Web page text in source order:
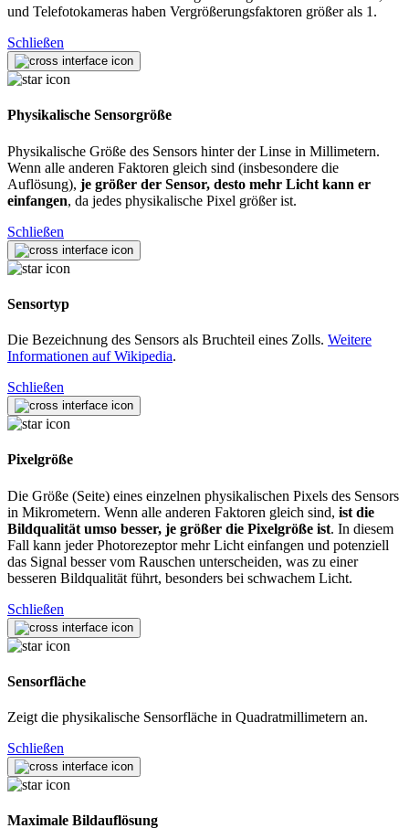
und Telefotokameras haben Vergrößerungsfaktoren größer als 1.
Schließen
Physikalische Sensorgröße
Physikalische Größe des Sensors hinter der Linse in Millimetern.
Wenn alle anderen Faktoren gleich sind (insbesondere die
Auflösung), je größer der Sensor, desto mehr Licht kann er
einfangen, da jedes physikalische Pixel größer ist.
Schließen
Sensortyp
Die Bezeichnung des Sensors als Bruchteil eines Zolls. Weitere
Informationen auf Wikipedia.
Schließen
Pixelgröße
Die Größe (Seite) eines einzelnen physikalischen Pixels des Sensors
in Mikrometern. Wenn alle anderen Faktoren gleich sind, ist die
Bildqualität umso besser, je größer die Pixelgröße ist. In diesem
Fall kann jeder Photorezeptor mehr Licht einfangen und potenziell
das Signal besser vom Rauschen unterscheiden, was zu einer
besseren Bildqualität führt, besonders bei schwachem Licht.
Schließen
Sensorfläche
Zeigt die physikalische Sensorfläche in Quadratmillimetern an.
Schließen
Maximale Bildauflösung